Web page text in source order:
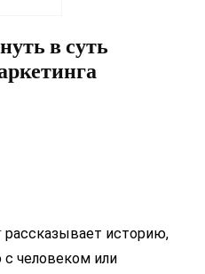
в суть
рассказывает историю,
человеком или